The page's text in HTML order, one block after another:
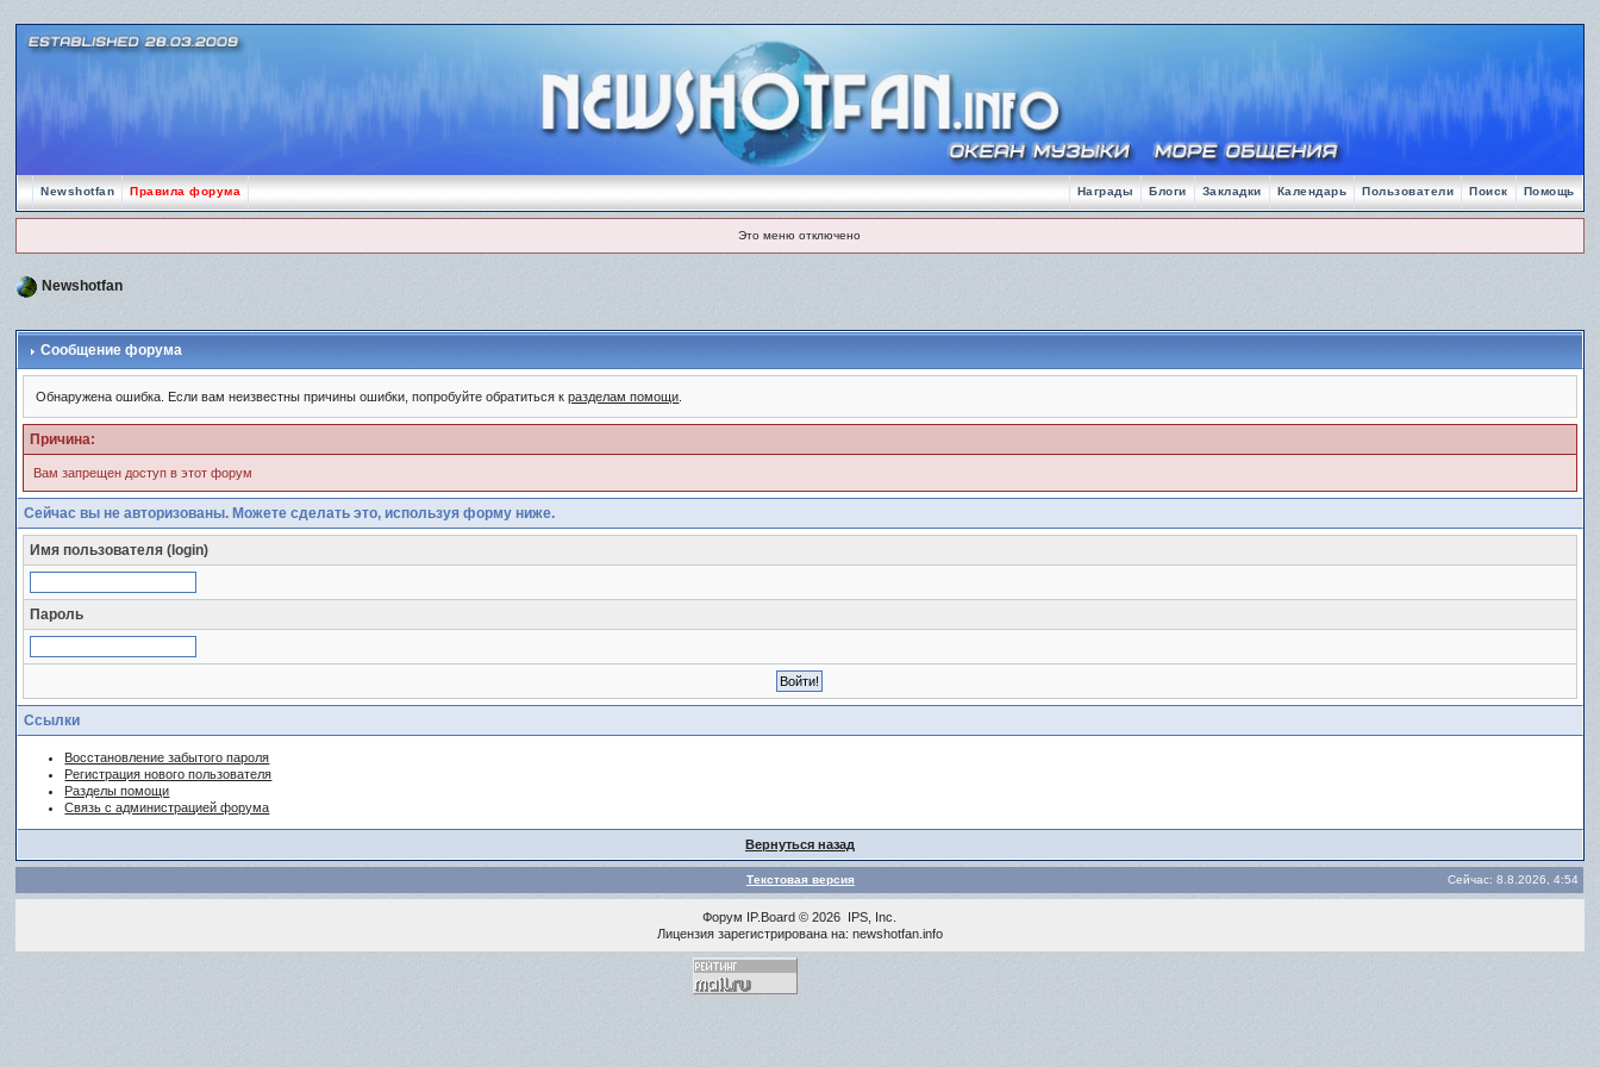
Newshotfan Правила форума Помощь
Поиск
Пользователи
Календарь
Закладки
Блоги
Награды
Это меню отключено
Newshotfan
Сообщение форума
Обнаружена ошибка. Если вам неизвестны причины ошибки, попробуйте обратиться кразделам помощи
Причина:
Вам запрещен доступ в этот форум
Сейчас вы не авторизованы. Можете сделать это, используя форму ниже.
Имя пользователя (login)
Пароль
Ссылки
Восстановление забытого пароля
Регистрация нового пользователя
Разделы помощи
Связь с администрацией форума
Вернуться назад
Текстовая версия Сейчас: 8.8.2026, 4:54
Форум IP.Board © 2026 IPS, Inc
Лицензия зарегистрирована на: newshotfan.info